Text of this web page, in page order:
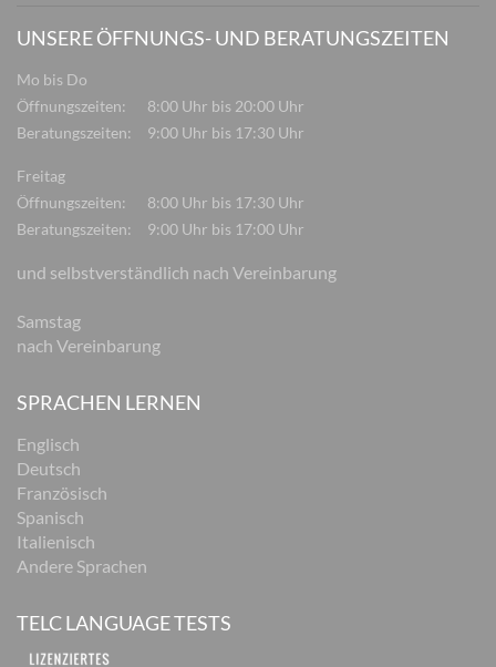
UNSERE ÖFFNUNGS- UND BERATUNGSZEITEN
Mo bis Do
Öffnungszeiten:
8:00 Uhr bis 20:00 Uhr
Beratungszeiten:
9:00 Uhr bis 17:30 Uhr
Freitag
Öffnungszeiten:
8:00 Uhr bis 17:30 Uhr
Beratungszeiten:
9:00 Uhr bis 17:00 Uhr
und selbstverständlich nach Vereinbarung
Samstag
nach Vereinbarung
SPRACHEN LERNEN
Englisch
Deutsch
Französisch
Spanisch
Italienisch
Andere Sprachen
TELC LANGUAGE TESTS